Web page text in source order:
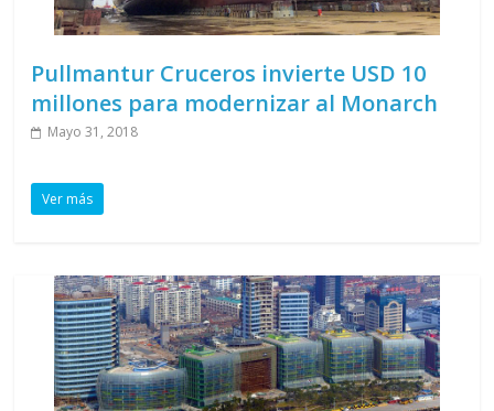
Pullmantur Cruceros invierte USD 10
millones para modernizar al Monarch
Mayo 31, 2018
Ver más